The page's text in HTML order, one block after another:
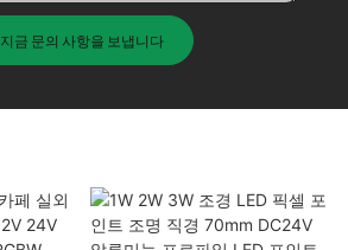
지금 문의 사항을 보냅니다